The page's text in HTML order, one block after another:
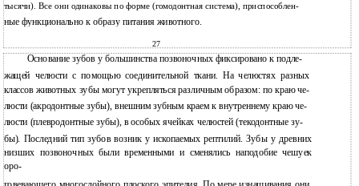
тысячи). Все они одинаковы по форме (гомодонтная система), приспособлен-
ные функционально к образу питания животного.
27
Основание зубов у большинства позвоночных фиксировано к подле-
жащей челюсти с помощью соединительной ткани. На челюстях разных
классов животных зубы могут укрепляться различным образом: по краю че-
люсти (акродонтные зубы), внешним зубным краем к внутреннему краю че-
люсти (плевродонтные зубы), в особых ячейках челюстей (текодонтные зу-
бы). Последний тип зубов возник у ископаемых рептилий. Зубы у древних
низших позвоночных были временными и сменялись наподобие чешуек
оро-